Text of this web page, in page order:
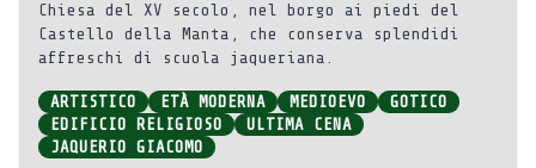
Chiesa del XV secolo, nel borgo ai piedi del
Castello della Manta, che conserva splendidi
affreschi di scuola jaqueriana.
ARTISTICO ETÀ MODERNA MEDIOEVO
GOTICO
EDIFICIO RELIGIOSO
ULTIMA CENA
JAQUERIO GIACOMO